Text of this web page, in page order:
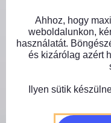
csatlakozz
érkezik majd egy
a hozzáférési
várni)
Ahhoz, hogy
weboldalunkon,
használatát.
és kizárólag azért
Ilyen sütik